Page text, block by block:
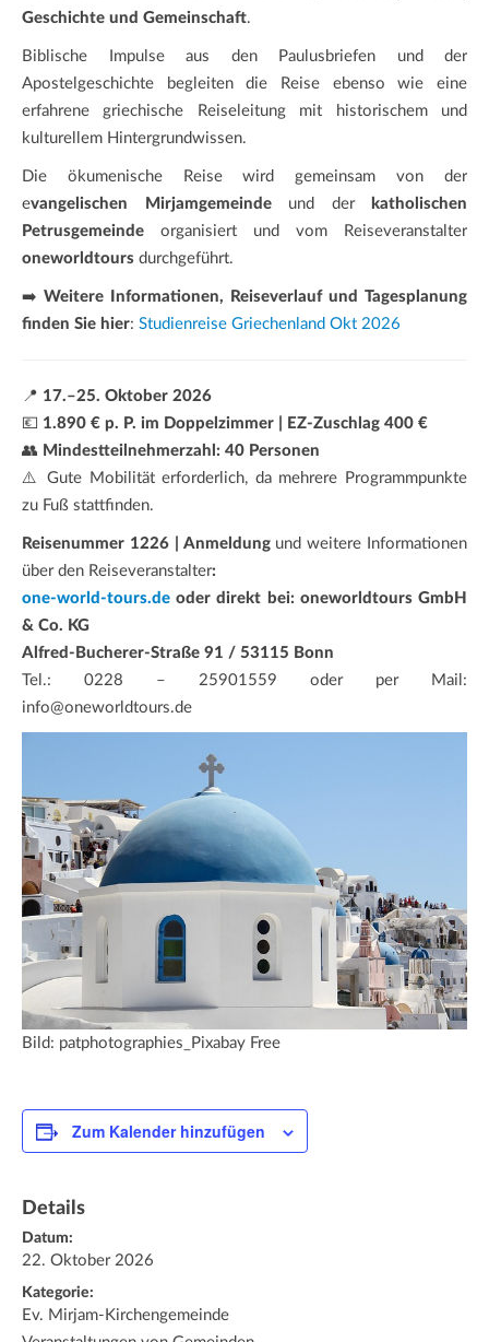
Geschichte und Gemeinschaft.
Biblische Impulse aus den Paulusbriefen und der
Apostelgeschichte begleiten die Reise ebenso wie eine
erfahrene griechische Reiseleitung mit historischem und
kulturellem Hintergrundwissen.
Die ökumenische Reise wird gemeinsam von der
evangelischen Mirjamgemeindeund der
katholischen
Petrusgemeinde organisiert und vom Reiseveranstalter
oneworldtours durchgeführt.
➡️ Weitere Informationen, Reiseverlauf und Tagesplanung
finden Sie hier: Studienreise Griechenland Okt 2026
📍 17.–25. Oktober 2026
💶 1.890 € p. P. im Doppelzimmer | EZ-Zuschlag 400 €
👥 Mindestteilnehmerzahl: 40 Personen
⚠️ Gute Mobilität erforderlich, da mehrere Programmpunkte
zu Fuß stattfinden.
Reisenummer 1226 | Anmeldung und weitere Informationen
über den Reiseveranstalter:
one-world-tours.de oder direkt bei: oneworldtours GmbH
& Co. KG
Alfred-Bucherer-Straße 91 / 53115 Bonn
Tel.: 0228 – 25901559 oder per Mail:
info@oneworldtours.de
Bild: patphotographies_Pixabay Free
Zum Kalender hinzufügen
Details
Datum:
22. Oktober 2026
Kategorie:
Ev. Mirjam-Kirchengemeinde